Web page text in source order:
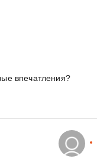
впечатления?